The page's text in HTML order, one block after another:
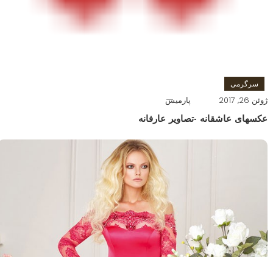
سرگرمی
ژوئن 26, 2017 پارمیس
عکسهای عاشقانه -تصاویر عارفانه